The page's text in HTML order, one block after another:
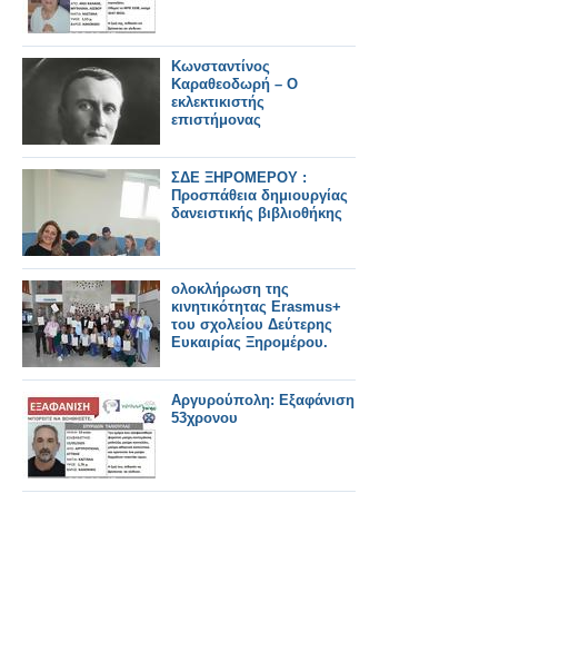
Κωνσταντίνος
Καραθεοδωρή – Ο
εκλεκτικιστής
επιστήμονας
ΣΔΕ ΞΗΡΟΜΕΡΟΥ :
Προσπάθεια δημιουργίας
δανειστικής βιβλιοθήκης
ολοκλήρωση της
κινητικότητας Erasmus+
του σχολείου Δεύτερης
Ευκαιρίας Ξηρομέρου.
Αργυρούπολη: Εξαφάνιση
53χρονου